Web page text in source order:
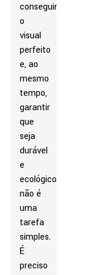
conseguir
o
visual
perfeito
e, ao
mesmo
tempo,
garantir
que
seja
durável
e
ecológico
não é
uma
tarefa
simples.
É
preciso